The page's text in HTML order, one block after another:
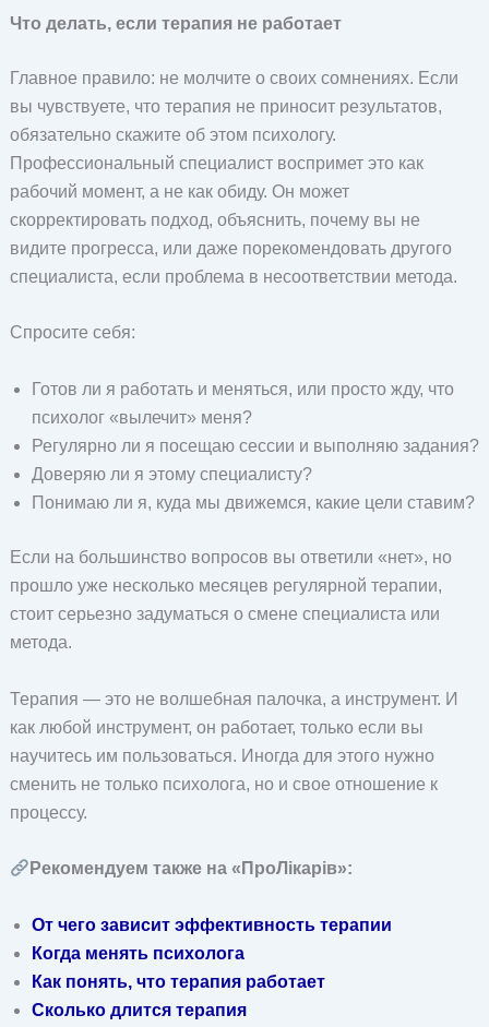
Что делать, если терапия не работает
Главное правило: не молчите о своих сомнениях. Если
вы чувствуете, что терапия не приносит результатов,
обязательно скажите об этом психологу.
Профессиональный специалист воспримет это как
рабочий момент, а не как обиду. Он может
скорректировать подход, объяснить, почему вы не
видите прогресса, или даже порекомендовать другого
специалиста, если проблема в несоответствии метода.
Спросите себя:
Готов ли я работать и меняться, или просто жду, что
психолог «вылечит» меня?
Регулярно ли я посещаю сессии и выполняю задания?
Доверяю ли я этому специалисту?
Понимаю ли я, куда мы движемся, какие цели ставим?
Если на большинство вопросов вы ответили «нет», но
прошло уже несколько месяцев регулярной терапии,
стоит серьезно задуматься о смене специалиста или
метода.
Терапия — это не волшебная палочка, а инструмент. И
как любой инструмент, он работает, только если вы
научитесь им пользоваться. Иногда для этого нужно
сменить не только психолога, но и свое отношение к
процессу.
Рекомендуем также на «ПроЛікарів»:
От чего зависит эффективность терапии
Когда менять психолога
Как понять, что терапия работает
Сколько длится терапия